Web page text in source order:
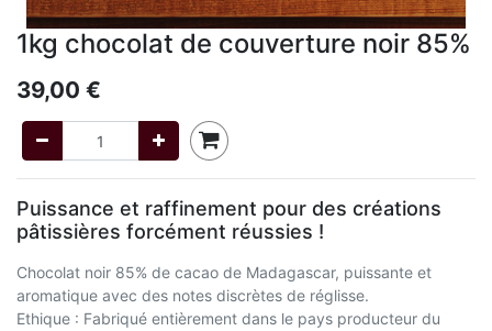
1kg chocolat de couverture noir 85%
39,00 €
Puissance et raffinement pour des créations
pâtissières forcément réussies !
Chocolat noir 85% de cacao de Madagascar, puissante et
aromatique avec des notes discrètes de réglisse.
Ethique : Fabriqué entièrement dans le pays producteur du